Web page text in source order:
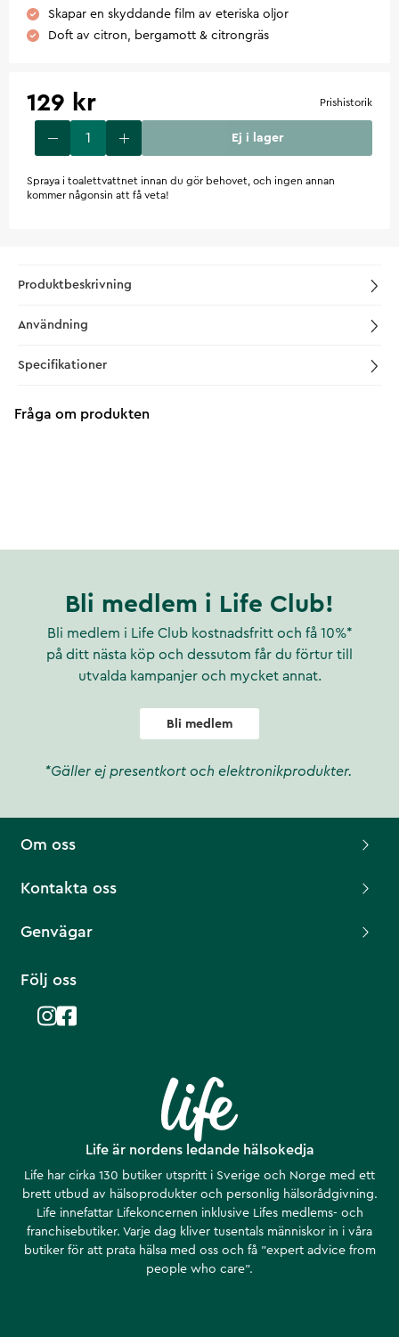
Skapar en skyddande film av eteriska oljor
Doft av citron, bergamott & citrongräs
129 kr Prishistorik
Ej i lager
Spraya i toalettvattnet innan du gör behovet, och ingen annan
kommer någonsin att få veta!
Produktbeskrivning
Användning
Specifikationer
Fråga om produkten
Bli medlem i Life Club!
Bli medlem i Life Club kostnadsfritt och få 10%*
på ditt nästa köp och dessutom får du förtur till
utvalda kampanjer och mycket annat.
Bli medlem
*Gäller ej presentkort och elektronikprodukter.
Life är nordens ledande hälsokedja
Life har cirka 130 butiker utspritt i Sverige och Norge med ett
brett utbud av hälsoprodukter och personlig hälsorådgivning.
Life innefattar Lifekoncernen inklusive Lifes medlems- och
franchisebutiker. Varje dag kliver tusentals människor in i våra
butiker för att prata hälsa med oss och få ”expert advice from
people who care”.
Om oss
Kontakta oss
Genvägar
Följ oss